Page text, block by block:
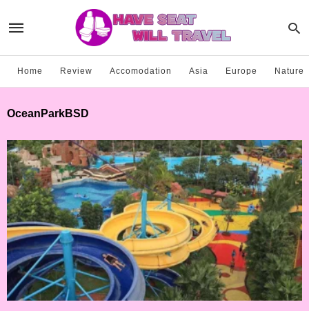
Home Review Accomodation Asia Europe Nature
OceanParkBSD